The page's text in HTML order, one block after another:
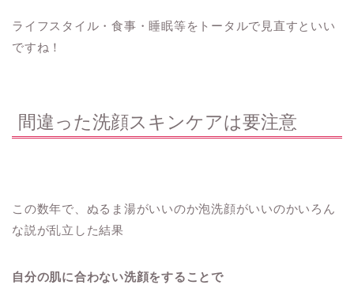
ライフスタイル・食事・睡眠等をトータルで見直すといい
ですね！
間違った洗顔スキンケアは要注意
この数年で、ぬるま湯がいいのか泡洗顔がいいのかいろん
な説が乱立した結果
自分の肌に合わない洗顔をすることで